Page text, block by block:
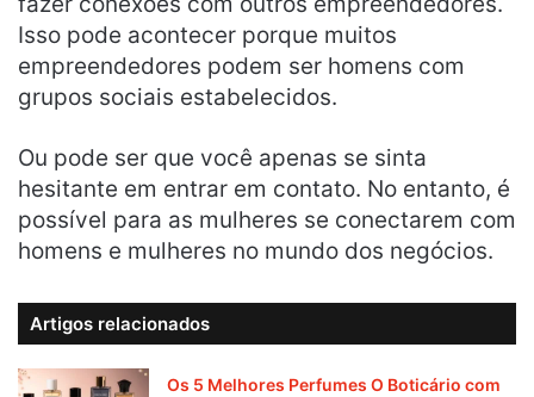
Isso pode acontecer porque muitos
empreendedores podem ser homens com
grupos sociais estabelecidos.
Ou pode ser que você apenas se sinta
hesitante em entrar em contato. No entanto, é
possível para as mulheres se conectarem com
homens e mulheres no mundo dos negócios.
Artigos relacionados
Os 5 Melhores Perfumes O Boticário com